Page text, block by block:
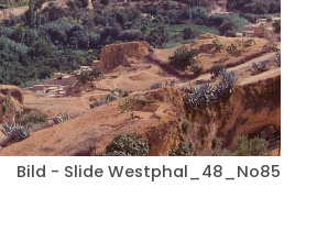
Bild - Slide Westphal_48_No85